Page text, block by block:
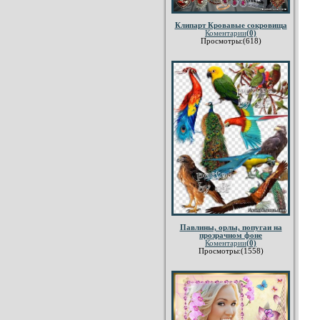
Клипарт Кровавые сокровища
Коментарии(0)
Просмотры:(618)
Павлины, орлы, попугаи на
прозрачном фоне
Коментарии(0)
Просмотры:(1558)